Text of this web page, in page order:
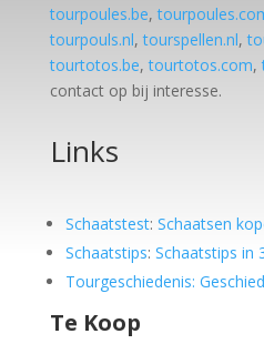
tourpoules.be,
tourpouls.nl,tourspellen.nl,
tourtotos.be,tourtotos.com,
contact op bij interesse.
Links
Schaatstest: Schaatsen
Schaatstips: Schaatstips in
Tourgeschiedenis:
Te Koop